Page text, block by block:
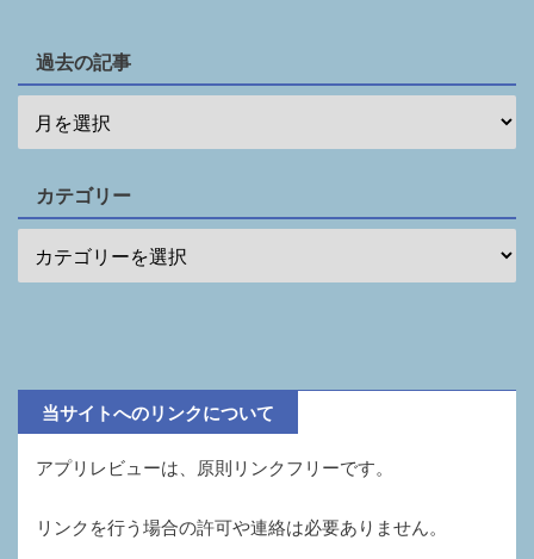
過去の記事
カテゴリー
当サイトへのリンクについて
アプリレビューは、原則リンクフリーです。
リンクを行う場合の許可や連絡は必要ありません。